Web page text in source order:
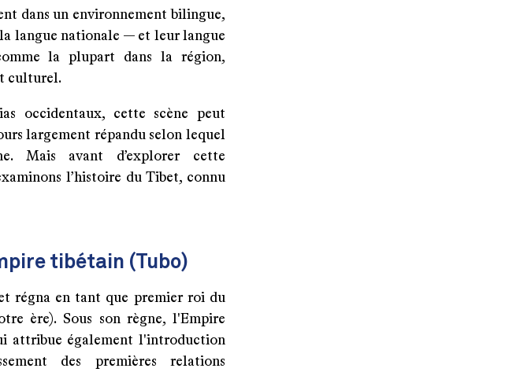
dans un environnement bilingue,
langue nationale — et leur langue
la plupart dans la région,
culturel.
occidentaux, cette scène peut
largement répandu selon lequel
Mais avant d’explorer cette
l’histoire du Tibet, connu
tibétain (Tubo)
régna en tant que premier roi du
ère). Sous son règne, l'Empire
attribue également l'introduction
des premières relations